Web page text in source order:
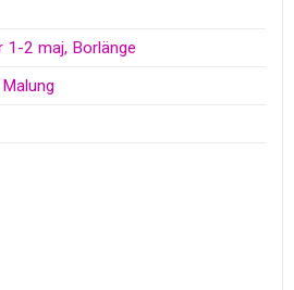
1-2 maj, Borlänge